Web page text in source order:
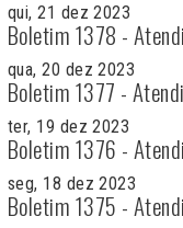
qui, 21 dez 2023
Boletim 1378 -
qua, 20 dez 2023
Boletim 1377 -
ter, 19 dez 2023
Boletim 1376 -
seg, 18 dez 2023
Boletim 1375 -